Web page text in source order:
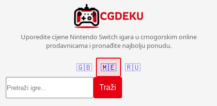
Uporedite cijene Nintendo Switch igara u crnogorskim online
prodavnicama i pronađite najbolju ponudu.
Traži
🇬🇧 🇲🇪 🇷🇺